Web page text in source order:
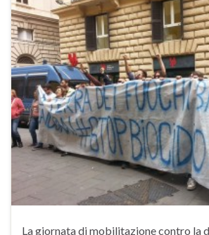
La giornata di mobilitazione contro la